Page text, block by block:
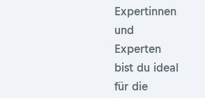
Expertinnen
und
Experten
bist du ideal
für die